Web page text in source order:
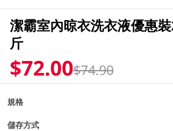
潔霸室內晾衣洗衣液優惠
斤
$72.00$74.90
規格
儲存方式